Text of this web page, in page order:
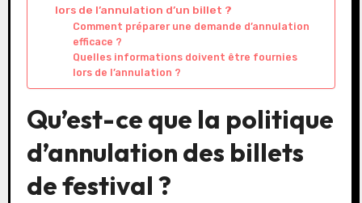
lors de l’annulation d’un billet ?
Comment préparer une demande d’annulation
efficace ?
Quelles informations doivent être fournies
lors de l’annulation ?
Qu’est-ce que la politique
d’annulation des billets
de festival ?